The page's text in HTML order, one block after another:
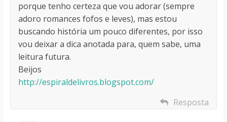
porque tenho certeza que vou adorar (sempre
adoro romances fofos e leves), mas estou
buscando história um pouco diferentes, por isso
vou deixar a dica anotada para, quem sabe, uma
leitura futura.
Beijos
http://espiraldelivros.blogspot.com/
Resposta